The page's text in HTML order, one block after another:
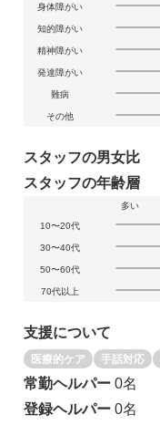
身体障がい
知的障がい
精神障がい
発達障がい
難病
その他
スタッフの男女比
スタッフの年齢層
多い
10〜20代
30〜40代
50〜60代
70代以上
支援について
医療的ケア 手話対応
常勤ヘルパー 0名
登録ヘルパー 0名